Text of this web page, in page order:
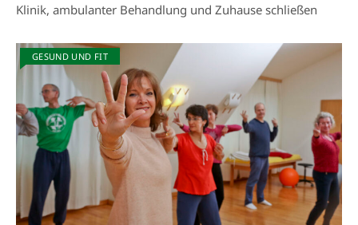
Klinik, ambulanter Behandlung und Zuhause schließen
GESUND UND FIT